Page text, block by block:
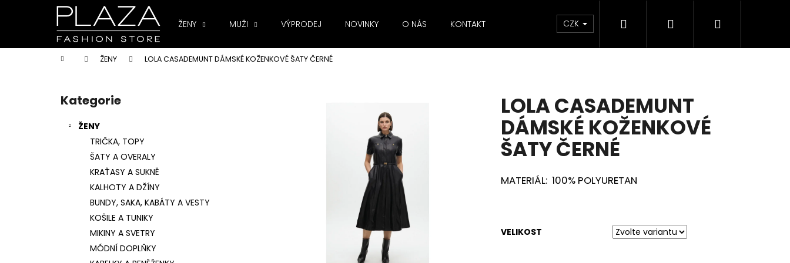
ŽENY MUŽI VÝPRODEJ NOVINKY O NÁS KONTAKT CZK Hledat PřihlášeníNákupní
Domů ŽENY LOLA CASADEMUNT DÁMSKÉ KOŽENKOVÉ ŠATY ČERNÉ
Přeskočit
kategorie
Kategorie
ŽENY
TRIČKA, TOPY
ŠATY A OVERALY
KRAŤASY A SUKNĚ
KALHOTY A DŽÍNY
BUNDY, SAKA, KABÁTY A VESTY
KOŠILE A TUNIKY
MIKINY A SVETRY
MÓDNÍ DOPLŇKY
LOLA CASADEMUNT
DÁMSKÉ KOŽENKOVÉ
ŠATY ČERNÉ
MATERIÁL: 100% POLYURETAN
VELIKOST
í
Zpět
do
Zpět
do
Co potřebujete najít?
Doporučujeme
Následující